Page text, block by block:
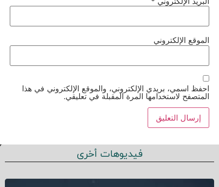
الموقع الإلكتروني
احفظ اسمي، بريدي الإلكتروني، والموقع الإلكتروني في هذا
المتصفح لاستخدامها المرة المقبلة في تعليقي.
فيديوهات أخرى